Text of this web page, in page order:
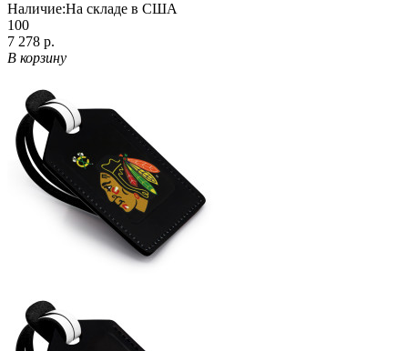
Наличие:На складе в США
100
7 278 р.
В корзину